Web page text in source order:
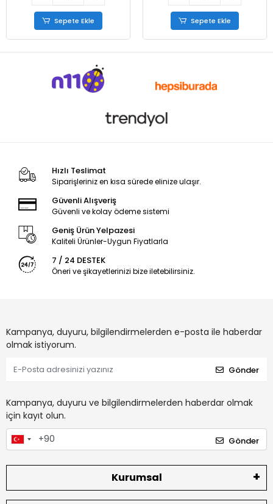
Sepete Ekle Sepete Ekle
Hızlı Teslimat
Siparişleriniz en kısa sürede elinize ulaşır.
Güvenli Alışveriş
Güvenli ve kolay ödeme sistemi
Geniş Ürün Yelpazesi
Kaliteli Ürünler-Uygun Fiyatlarla
7 / 24 DESTEK
Öneri ve şikayetlerinizi bize iletebilirsiniz.
Kampanya, duyuru, bilgilendirmelerden e-posta ile haberdar
olmak istiyorum.
Gönder
Kampanya, duyuru ve bilgilendirmelerden haberdar olmak
için kayıt olun.
Gönder
Kurumsal